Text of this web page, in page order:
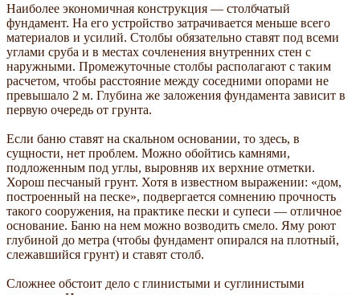
Наиболее экономичная конструкция — столбчатый
фундамент. На его устройство затрачивается меньше всего
материалов и усилий. Столбы обязательно ставят под всеми
углами сруба и в местах сочленения внутренних стен с
наружными. Промежуточные столбы располагают с таким
расчетом, чтобы расстояние между соседними опорами не
превышало 2 м. Глубина же заложения фундамента зависит в
первую очередь от грунта.
Если баню ставят на скальном основании, то здесь, в
сущности, нет проблем. Можно обойтись камнями,
подложенным под углы, выровняв их верхние отметки.
Хорош песчаный грунт. Хотя в известном выражении: «дом,
построенный на песке», подвергается сомнению прочность
такого сооружения, на практике пески и супеси — отличное
основание. Баню на нем можно возводить смело. Яму роют
глубиной до метра (чтобы фундамент опирался на плотный,
слежавшийся грунт) и ставят столб.
Сложнее обстоит дело с глинистыми и суглинистыми